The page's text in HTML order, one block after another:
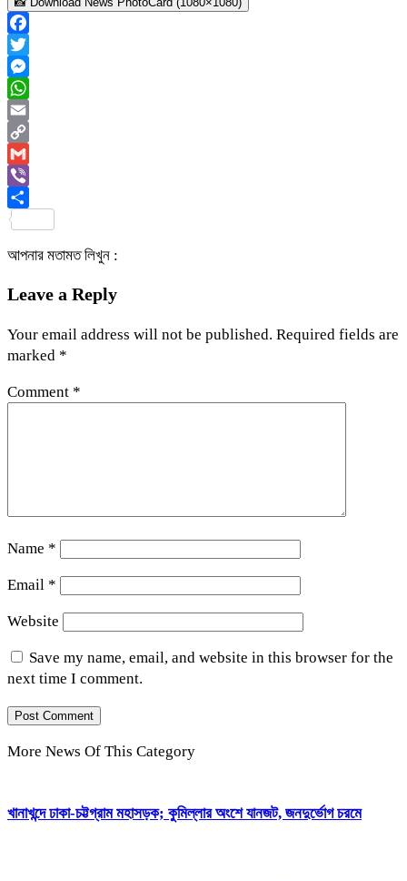
Facebook
Twitter
Messenger
WhatsApp
Email
Copy
Link
Gmail
Viber
আপনার মতামত লিখুন :
Leave a Reply
Your email address will not be published. Required fields are
marked *
Comment *
Name *
Email *
Website
Save my name, email, and website in this browser for the
next time I comment.
More News Of This Category
খানাখন্দে ঢাকা-চট্টগ্রাম মহাসড়ক; কুমিল্লার অংশে যানজট, জনদুর্ভোগ চরমে